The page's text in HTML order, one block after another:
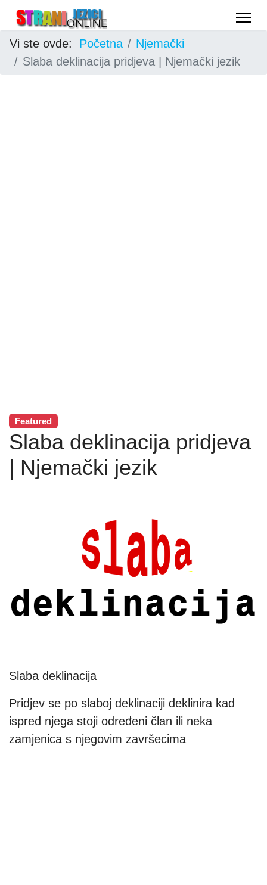
Vi ste ovde: Početna
Njemački
Slaba deklinacija pridjeva | Njemački jezik
Featured
Slaba deklinacija pridjeva
| Njemački jezik
Slaba deklinacija
Pridjev se po slaboj deklinaciji deklinira kad
ispred njega stoji određeni član ili neka
zamjenica s njegovim završecima